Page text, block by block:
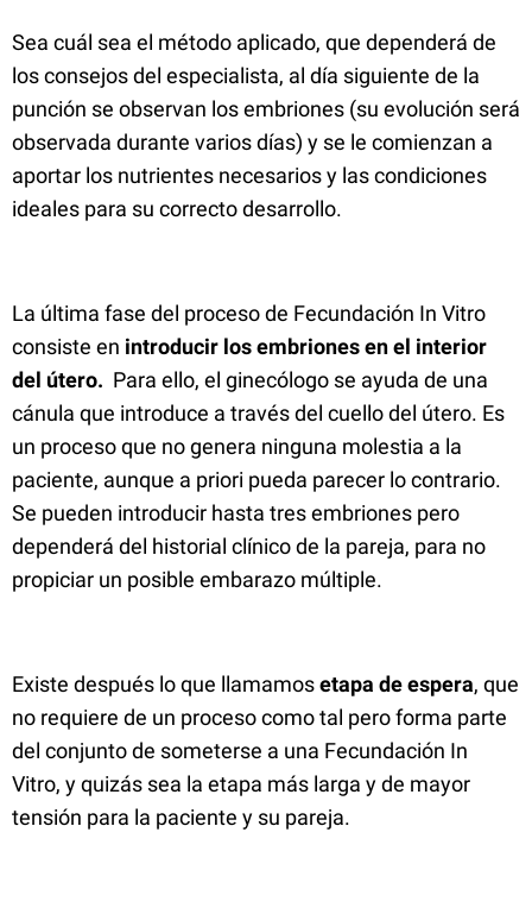
Sea cuál sea el método aplicado, que dependerá de
los consejos del especialista, al día siguiente de la
punción se observan los embriones (su evolución será
observada durante varios días) y se le comienzan a
aportar los nutrientes necesarios y las condiciones
ideales para su correcto desarrollo.
La última fase del proceso de Fecundación In Vitro
consiste en introducir los embriones en el interior
del útero. Para ello, el ginecólogo se ayuda de una
cánula que introduce a través del cuello del útero. Es
un proceso que no genera ninguna molestia a la
paciente, aunque a priori pueda parecer lo contrario.
Se pueden introducir hasta tres embriones pero
dependerá del historial clínico de la pareja, para no
propiciar un posible embarazo múltiple.
Existe después lo que llamamosetapa de espera, que
no requiere de un proceso como tal pero forma parte
del conjunto de someterse a una Fecundación In
Vitro, y quizás sea la etapa más larga y de mayor
tensión para la paciente y su pareja.